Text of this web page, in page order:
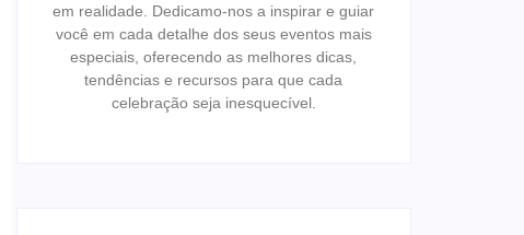
em realidade. Dedicamo-nos a inspirar e guiar
você em cada detalhe dos seus eventos mais
especiais, oferecendo as melhores dicas,
tendências e recursos para que cada
celebração seja inesquecível.